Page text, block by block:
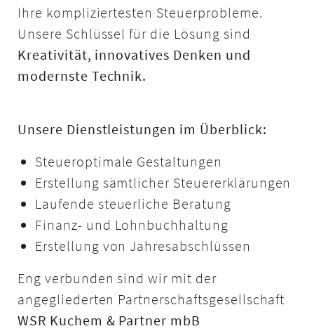
Ihre kompliziertesten Steuerprobleme.
Unsere Schlüssel für die Lösung sind
Kreativität, innovatives Denken und
modernste Technik.
Unsere Dienstleistungen im Überblick:
Steueroptimale Gestaltungen
Erstellung sämtlicher Steuererklärungen
Laufende steuerliche Beratung
Finanz- und Lohnbuchhaltung
Erstellung von Jahresabschlüssen
Eng verbunden sind wir mit der
angegliederten Partnerschaftsgesellschaft
WSR Kuchem & Partner mbB